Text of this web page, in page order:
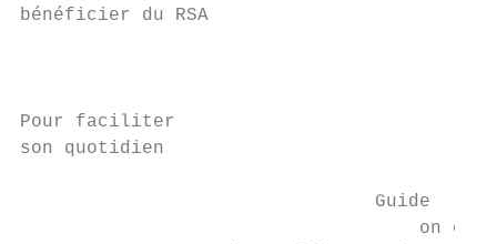
bénéficier du RSA
Pour faciliter
son quotidien
Guide
on e t